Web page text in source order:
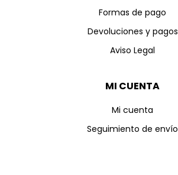
Formas de pago
Devoluciones y pagos
Aviso Legal
MI CUENTA
Mi cuenta
Seguimiento de envío